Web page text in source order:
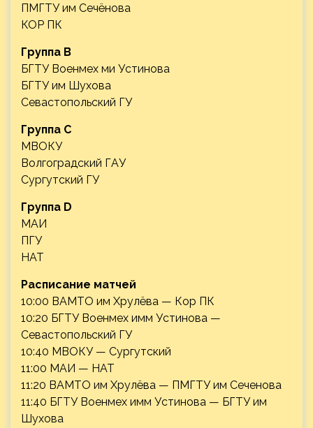
ПМГТУ им Сечёнова
КОР ПК
Группа В
БГТУ Военмех ми Устинова
БГТУ им Шухова
Севастопольский ГУ
Группа С
МВОКУ
Волгоградский ГАУ
Сургутский ГУ
Группа D
МАИ
ПГУ
НАТ
Расписание матчей
10:00 ВАМТО им Хрулёва — Кор ПК
10:20 БГТУ Военмех имм Устинова —
Севастопольский ГУ
10:40 МВОКУ — Сургутский
11:00 МАИ — НАТ
11:20 ВАМТО им Хрулёва — ПМГТУ им Сеченова
11:40 БГТУ Военмех имм Устинова — БГТУ им
Шухова